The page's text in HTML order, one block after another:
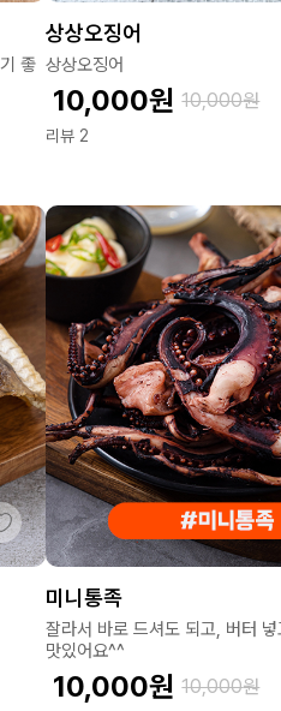
좋
상상오징어
상상오징어
10,000원 10,000원
리뷰 2
미니통족
잘라서 바로 드셔도 되고, 버터
맛있어요^^
10,000원 10,000원